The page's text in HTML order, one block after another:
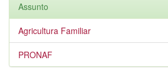
Assunto
Agricultura Familiar
PRONAF